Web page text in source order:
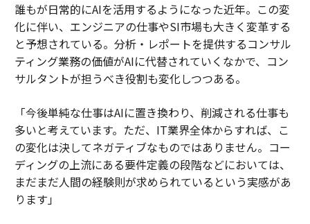
誰もが日常的にAIを活用するようになった近年。この変
化に伴い、エンジニアの仕事やSI市場も大きく変革する
と予想されている。分析・レポートを提供するコンサル
ティング業務の価値がAIに代替されていくなかで、コン
サルタントが担うべき役割も変化しつつある。
「今後単純な仕事はAIに置き換わり、削減される仕事も
多いと考えています。ただ、IT業界全体からすれば、こ
の変化は決してネガティブなものではありません。コー
ディングの上流にある要件定義の段階などにおいては、
まだまだ人間の経験則が求められているという実感があ
ります」